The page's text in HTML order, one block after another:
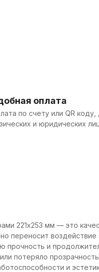
оплата
по счету или QR коду,
и юридических
221х253 мм — это
переносит
прочность и
потеряло
и